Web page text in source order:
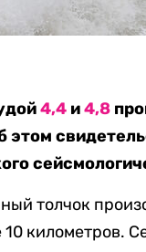
4,4 и4,8
этом
толчок
километров.